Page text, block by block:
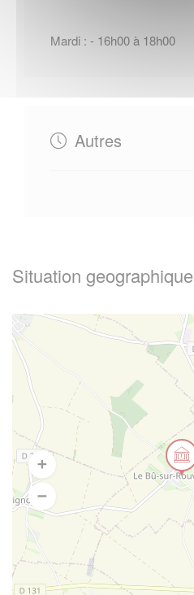
Mardi : - 16h00 à 18h00
Autres
Situation geographique